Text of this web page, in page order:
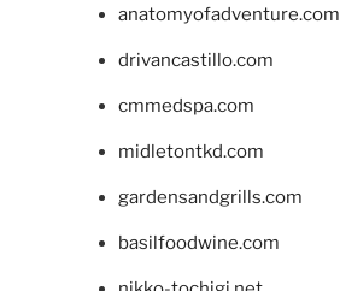
anatomyofadventure.com
drivancastillo.com
cmmedspa.com
midletontkd.com
gardensandgrills.com
basilfoodwine.com